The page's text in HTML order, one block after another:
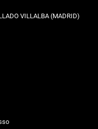
VILLALBA (MADRID)